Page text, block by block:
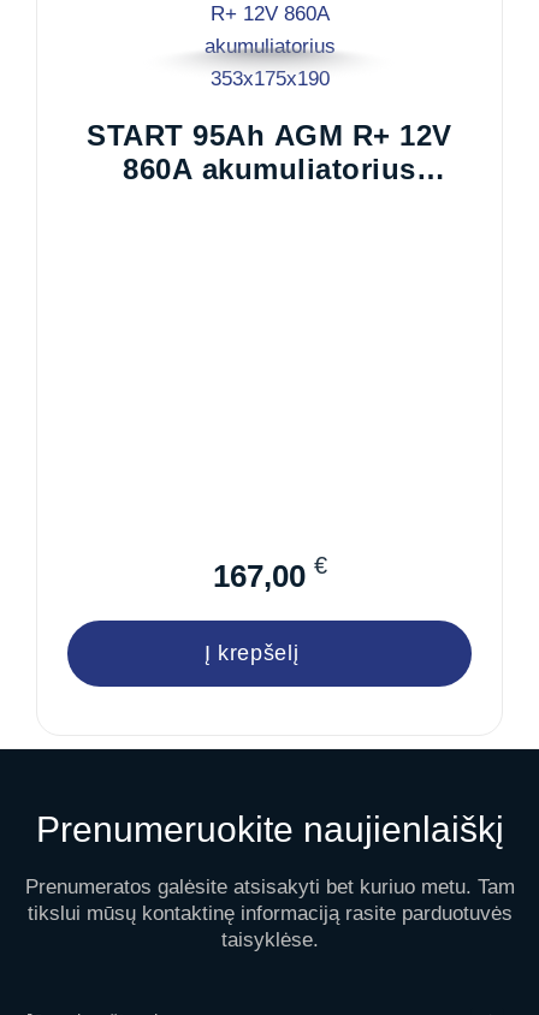
START 95Ah AGM R+ 12V
860A akumuliatorius
167,00 €
Į krepšelį
Prenumeruokite naujienlaiškį
Prenumeratos galėsite atsisakyti bet kuriuo metu. Tam
tikslui mūsų kontaktinę informaciją rasite parduotuvės
taisyklėse.